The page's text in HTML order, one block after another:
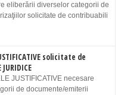
eliberării diverselor categorii de
solicitate de contribuabili
solicitate de
JUSTIFICATIVE necesare
de documente/emiterii